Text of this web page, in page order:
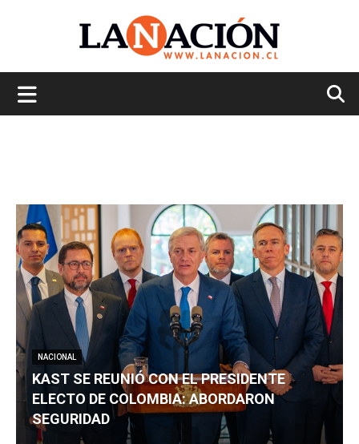
NACIONAL
KAST SE REUNIÓ CON EL PRESIDENTE
ELECTO DE COLOMBIA: ABORDARON
SEGURIDAD